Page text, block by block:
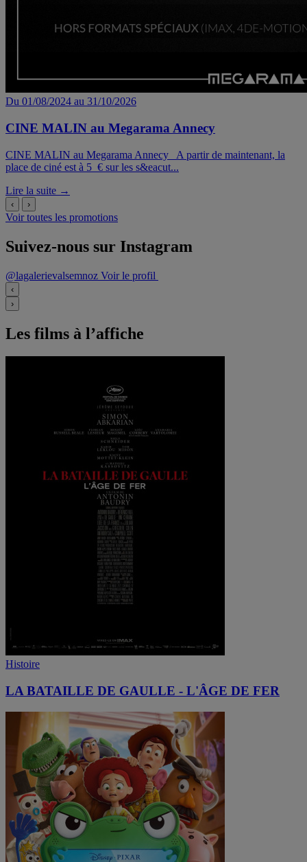
Du 01/08/2024 au 31/10/2026
CINE MALIN au Megarama Annecy
CINE MALIN au Megarama Annecy A partir de maintenant, la
place de ciné est à 5 € sur les s&eacut...
Lire la suite →
‹ ›
Voir toutes les promotions
Suivez-nous sur Instagram
@lagalerievalsemnoz Voir le profil
‹
›
Les films à l’affiche
Histoire
LA BATAILLE DE GAULLE - L'ÂGE DE FER